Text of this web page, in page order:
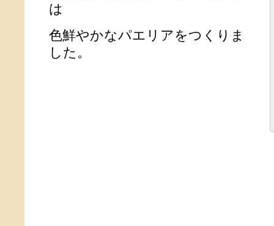
は
色鮮やかなパエリアをつくりま
した。